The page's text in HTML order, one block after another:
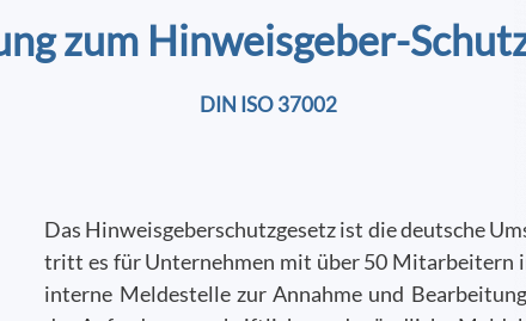
zum Hinweisgeber-
DIN ISO 37002
Das Hinweisgeberschutzgesetz ist die deutsche
tritt es für Unternehmen mit über 50 Mitarbeitern
interne Meldestelle zur Annahme und